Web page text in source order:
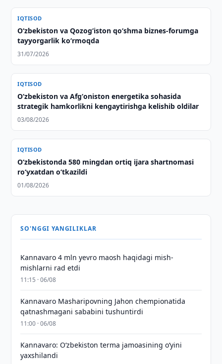
IQTISOD
O‘zbekiston va Qozog‘iston qo‘shma biznes-forumga
tayyorgarlik ko‘rmoqda
31/07/2026
IQTISOD
Oʻzbekiston va Afgʻoniston energetika sohasida
strategik hamkorlikni kengaytirishga kelishib oldilar
03/08/2026
IQTISOD
O‘zbekistonda 580 mingdan ortiq ijara shartnomasi
ro‘yxatdan o‘tkazildi
01/08/2026
SO'NGGI YANGILIKLAR
Kannavaro 4 mln yevro maosh haqidagi mish-
mishlarni rad etdi
11:15 · 06/08
Kannavaro Masharipovning Jahon chempionatida
qatnashmagani sababini tushuntirdi
11:00 · 06/08
Kannavaro: O‘zbekiston terma jamoasining o‘yini
yaxshilandi